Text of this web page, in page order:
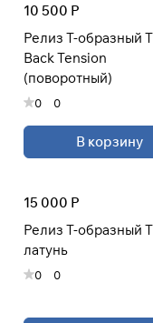
10 500 Р
Релиз Т-образный
Back Tension
(поворотный)
0 0
В корзину
15 000 Р
Релиз Т-образный
латунь
0 0
Подробнее
об оплате
недели